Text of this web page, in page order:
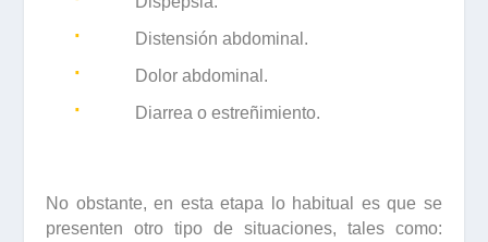
· Distensión abdominal.
· Dolor abdominal.
· Diarrea o estreñimiento.
No obstante, en esta etapa lo habitual es que se
presenten otro tipo de situaciones, tales como: